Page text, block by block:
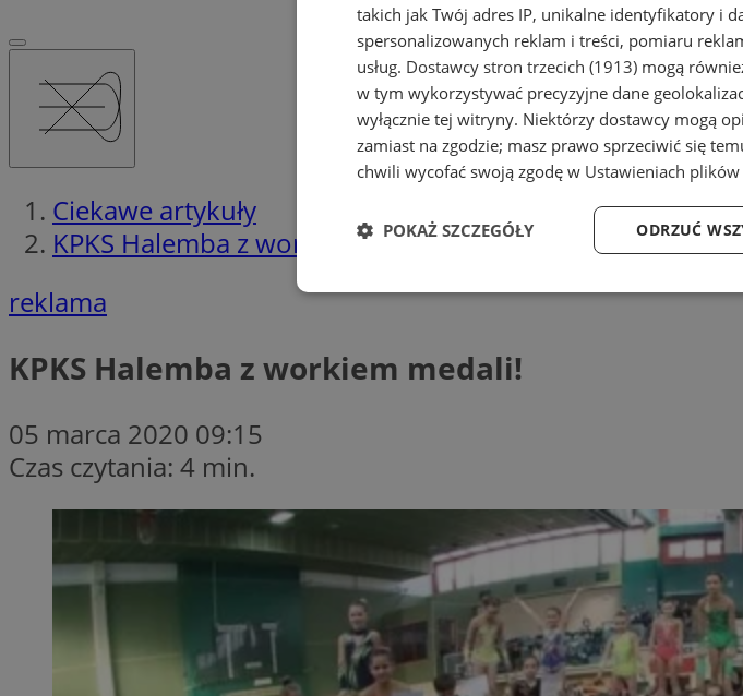
Ciekawe artykuły
KPKS Halemba z workiem medali!
reklama
KPKS Halemba z workiem medali!
05 marca 2020 09:15
Czas czytania: 4 min.
takich jak Twój adres IP, unikalne identyfikatory i
spersonalizowanych reklam i treści, pomiaru
usług. Dostawcy stron trzecich (1913) mogą
w tym wykorzystywać precyzyjne dane
wyłącznie tej witryny. Niektórzy dostawcy mogą
zamiast na zgodzie; masz prawo sprzeciwić się
chwili wycofać swoją zgodę w Ustawieniach
ODRZUĆ
POKAŻ SZCZEGÓŁY
Niezbędne Wydajność
zarządzanie kontem. Bez niezbędnych plików cookie nie można
Provider
Okres
SessID rudaslaska.com.pl 1 rok
QeSessID
rudaslaska.com.pl 1 rok
MvSessID
rudaslaska.com.pl 1 rok
msToken
.tiktok.com 1 tydzień